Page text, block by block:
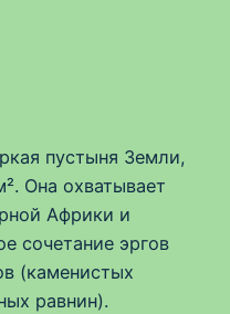
пустыня Земли,
Она охватывает
Африки и
сочетание эргов
(каменистых
равнин).